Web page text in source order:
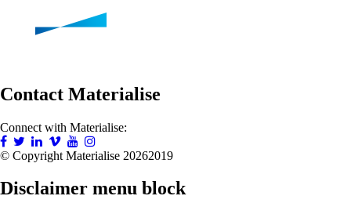
Contact Materialise
Connect with Materialise:
© Copyright Materialise 20262019
Disclaimer menu block